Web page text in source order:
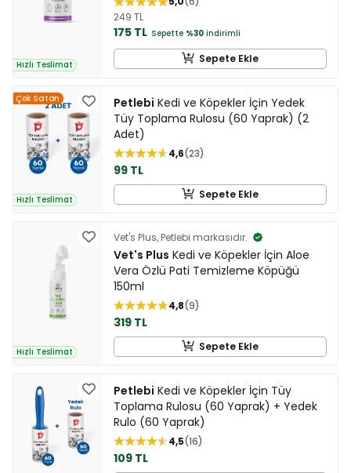
Hızlı Teslimat
249 TL
175 TL Sepette %30 indirimli
Sepete Ekle
Çok Satan
Hızlı Teslimat
Petlebi Kedi ve Köpekler İçin Yedek
Tüy Toplama Rulosu (60 Yaprak) (2
Adet)
4,6 23
99 TL
Sepete Ekle
Hızlı Teslimat
Vet's Plus, Petlebi markasıdır.
Vet's Plus Kedi ve Köpekler İçin Aloe
Vera Özlü Pati Temizleme Köpüğü
150ml
4,8 9
319 TL
Sepete Ekle
Petlebi Kedi ve Köpekler İçin Tüy
Toplama Rulosu (60 Yaprak) + Yedek
Rulo (60 Yaprak)
4,5 16
109 TL